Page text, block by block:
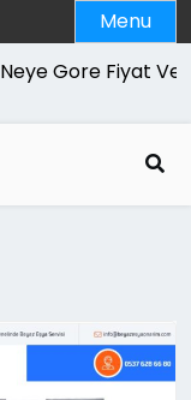
Menu
Gore Fiyat